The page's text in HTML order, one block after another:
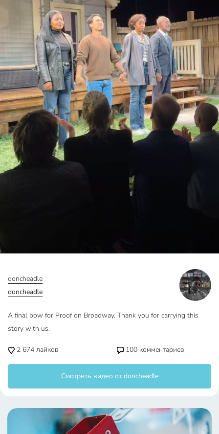
doncheadle
doncheadle
A final bow for Proof on Broadway. Thank you for carrying this
story with us.
2 674 лайков 100 комментариев
Смотреть видео от doncheadle